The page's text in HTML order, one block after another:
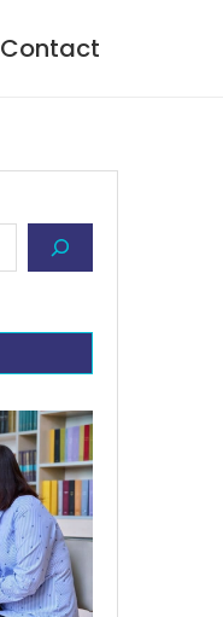
Contact